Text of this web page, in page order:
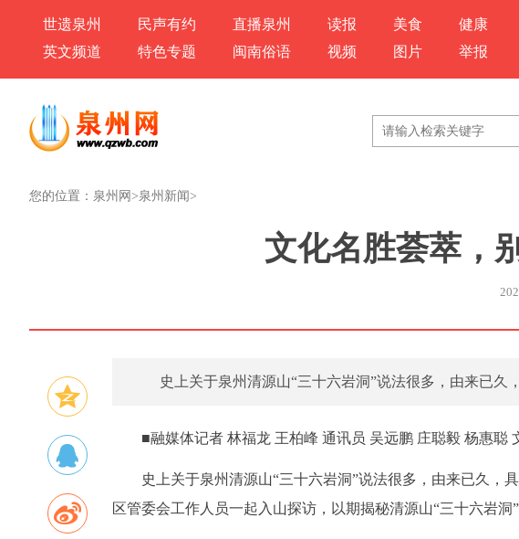
世遗泉州 民声有约 直播泉州 读报 美食 健康
英文频道
特色专题 闽南俗语 视频 图片 举报
您的位置： 泉州网 >泉州新闻>
文化名胜荟萃，
史上关于泉州清源山“三十六岩洞”说法很多，由来已
■融媒体记者 林福龙 王柏峰 通讯员 吴远鹏 庄聪毅 杨惠聪
史上关于泉州清源山“三十六岩洞”说法很多，由来已久，
区管委会工作人员一起入山探访，以期揭秘清源山“三十六岩洞